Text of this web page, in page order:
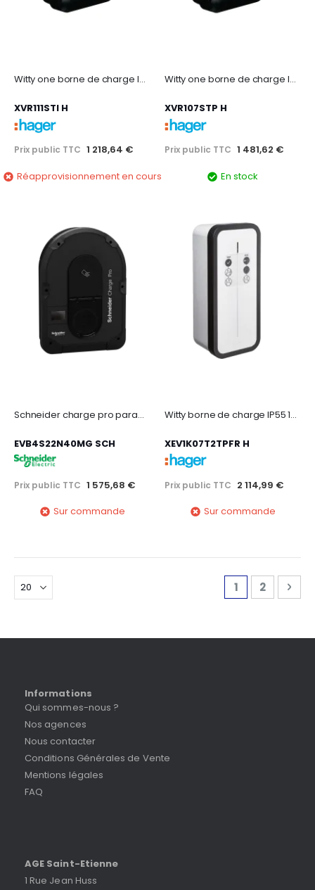
Witty one borne de charge IP54 1x11kW 3P T2+TIC+RFID+APP BLE
XVR111STI H
Prix public TTC 1 218,64 €
Réapprovisionnement en cours
Witty one borne de charge IP54 1x7kW 1P T2+TIC+RFID+APP BLE+
XVR107STP H
Prix public TTC 1 481,62 €
En stock
Schneider charge pro paramétrable jusqu'à 22 kw - 1p / 3p - t2s - mid - tic - 4g
EVB4S22N40MG SCH
Prix public TTC 1 575,68 €
Sur commande
Witty borne de charge IP55 1x7kW T2+TIC+PR avec clé
XEV1K07T2TPFR H
Prix public TTC 2 114,99 €
Sur commande
Page
Vous lisez
1 Page
2
Informations
Qui sommes-nous ?
Nos agences
Nous contacter
Conditions Générales de Vente
Mentions légales
FAQ
AGE Saint-Etienne
1 Rue Jean Huss